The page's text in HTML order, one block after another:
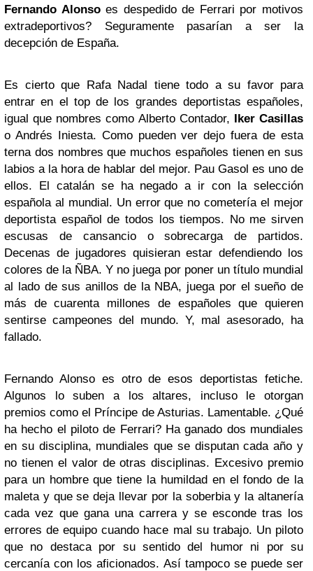
Fernando Alonsoes despedido de Ferrari por motivos
extradeportivos? Seguramente pasarían a ser la
decepción de España.
Es cierto que Rafa Nadal tiene todo a su favor para
entrar en el top de los grandes deportistas españoles,
igual que nombres como Alberto Contador, Iker Casillas
o Andrés Iniesta. Como pueden ver dejo fuera de esta
terna dos nombres que muchos españoles tienen en sus
labios a la hora de hablar del mejor. Pau Gasol es uno de
ellos. El catalán se ha negado a ir con la selección
española al mundial. Un error que no cometería el mejor
deportista español de todos los tiempos. No me sirven
escusas de cansancio o sobrecarga de partidos.
Decenas de jugadores quisieran estar defendiendo los
colores de la ÑBA. Y no juega por poner un título mundial
al lado de sus anillos de la NBA, juega por el sueño de
más de cuarenta millones de españoles que quieren
sentirse campeones del mundo. Y, mal asesorado, ha
fallado.
Fernando Alonso es otro de esos deportistas fetiche.
Algunos lo suben a los altares, incluso le otorgan
premios como el Príncipe de Asturias. Lamentable. ¿Qué
ha hecho el piloto de Ferrari? Ha ganado dos mundiales
en su disciplina, mundiales que se disputan cada año y
no tienen el valor de otras disciplinas. Excesivo premio
para un hombre que tiene la humildad en el fondo de la
maleta y que se deja llevar por la soberbia y la altanería
cada vez que gana una carrera y se esconde tras los
errores de equipo cuando hace mal su trabajo. Un piloto
que no destaca por su sentido del humor ni por su
cercanía con los aficionados. Así tampoco se puede ser